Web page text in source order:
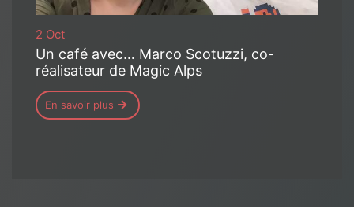
2 Oct
Un café avec… Marco Scotuzzi, co-
réalisateur de Magic Alps
En savoir plus